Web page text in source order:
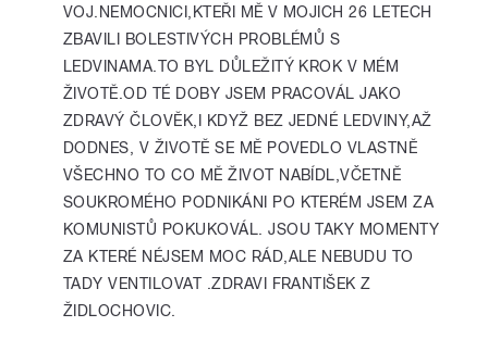
VOJ.NEMOCNICI,KTEŘI MĚ V MOJICH 26 LETECH
ZBAVILI BOLESTIVÝCH PROBLÉMŮ S
LEDVINAMA.TO BYL DŮLEŽITÝ KROK V MÉM
ŽIVOTĚ.OD TÉ DOBY JSEM PRACOVÁL JAKO
ZDRAVÝ ČLOVĚK,I KDYŽ BEZ JEDNÉ LEDVINY,AŽ
DODNES, V ŽIVOTĚ SE MĚ POVEDLO VLASTNĚ
VŠECHNO TO CO MĚ ŽIVOT NABÍDL,VČETNĚ
SOUKROMÉHO PODNIKÁNI PO KTERÉM JSEM ZA
KOMUNISTŮ POKUKOVÁL. JSOU TAKY MOMENTY
ZA KTERÉ NÉJSEM MOC RÁD,ALE NEBUDU TO
TADY VENTILOVAT .ZDRAVI FRANTIŠEK Z
ŽIDLOCHOVIC.